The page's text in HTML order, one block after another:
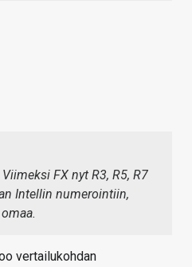
FX nyt R3, R5, R7
Intellin numerointiin,
vertailukohdan